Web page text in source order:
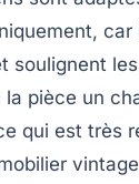
soulignent
pièce un
qui est très